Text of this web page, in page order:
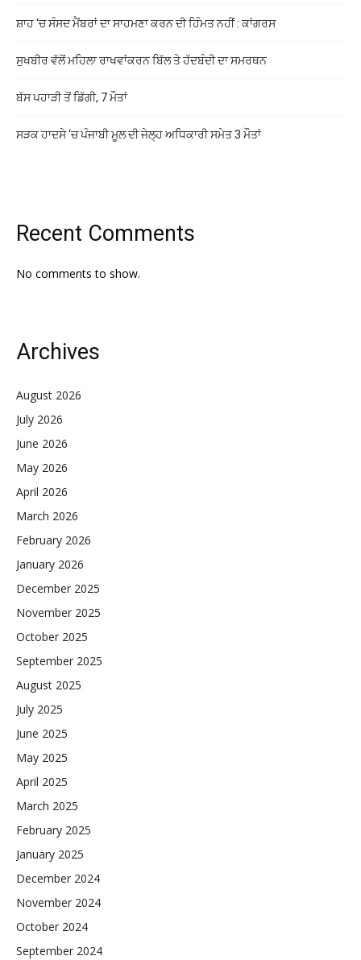
ਸ਼ਾਹ ‘ਚ ਸੰਸਦ ਮੈਂਬਰਾਂ ਦਾ ਸਾਹਮਣਾ ਕਰਨ ਦੀ ਹਿੰਮਤ ਨਹੀਂ : ਕਾਂਗਰਸ
ਸੁਖਬੀਰ ਵੱਲੋਂ ਮਹਿਲਾ ਰਾਖਵਾਂਕਰਨ ਬਿੱਲ ਤੇ ਹੱਦਬੰਦੀ ਦਾ ਸਮਰਥਨ
ਬੱਸ ਪਹਾੜੀ ਤੋਂ ਡਿੱਗੀ, 7 ਮੌਤਾਂ
ਸੜਕ ਹਾਦਸੇ ‘ਚ ਪੰਜਾਬੀ ਮੂਲ ਦੀ ਜੇਲ੍ਹ ਅਧਿਕਾਰੀ ਸਮੇਤ 3 ਮੌਤਾਂ
Recent Comments
No comments to show.
Archives
August 2026
July 2026
June 2026
May 2026
April 2026
March 2026
February 2026
January 2026
December 2025
November 2025
October 2025
September 2025
August 2025
July 2025
June 2025
May 2025
April 2025
March 2025
February 2025
January 2025
December 2024
November 2024
October 2024
September 2024